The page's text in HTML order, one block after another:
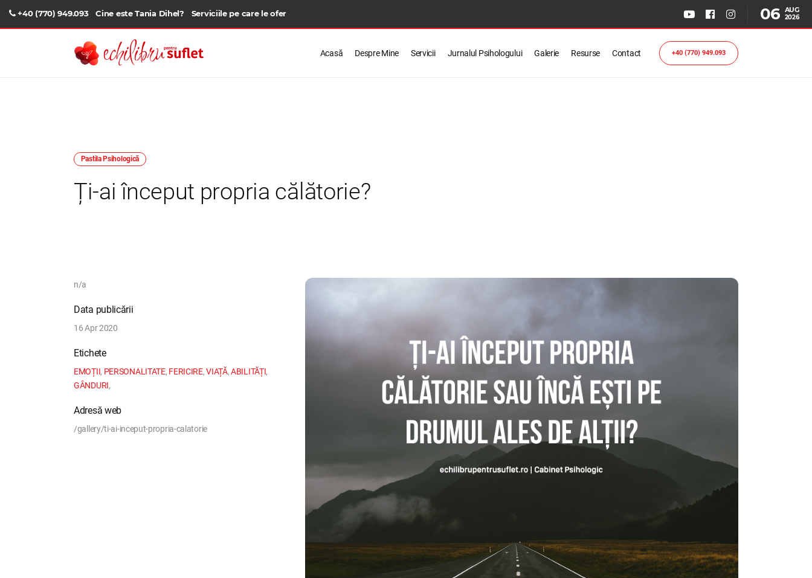
+40 (770) 949.093 Cine este Tania Dihel? Serviciile pe care le ofer 06 AUG
2026
Acasă Despre Mine Servicii Jurnalul Psihologului Galerie Resurse Contact +40 (770) 949.093
Pastila Psihologică
Ți-ai început propria călătorie?
n/a
Data publicării
16 Apr 2020
Etichete
EMOȚII, PERSONALITATE, FERICIRE,VIAȚĂ,ABILITĂȚI,
GÂNDURI,
Adresă web
/gallery/ti-ai-inceput-propria-calatorie